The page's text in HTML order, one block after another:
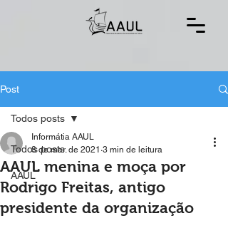
Post
Todos posts
AAUL
Todos posts
AAUL menina e moça por
Rodrigo Freitas, antigo
presidente da organização
Informátia AAUL
8 de mar. de 2021 3 min de leitura